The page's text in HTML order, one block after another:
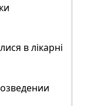
в лікарні